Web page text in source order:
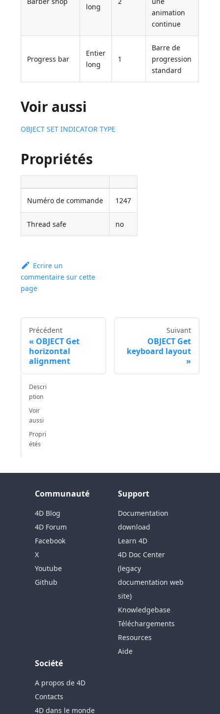
long
animation
continue
Progress bar
Entier
long
1
Barre de
progression
standard
Voir aussi
OBJECT SET INDICATOR TYPE
Propriétés
Numéro de commande 1247
Thread safe no
Ecrire un
commentaire sur cette
page
Précédent
OBJECT Get
horizontal
alignment
Suivant
OBJECT Get
keyboard layout
Descri
ption
Voir
aussi
Propri
étés
Communauté
4D Blog
4D Forum
Facebook
X
Youtube
Github
Support
Documentation
download
Learn 4D
4D Doc Center
(legacy
documentation web
site)
Knowledgebase
Téléchargements
Resources
Aide
Société
A propos de 4D
Contacts
4D dans le monde